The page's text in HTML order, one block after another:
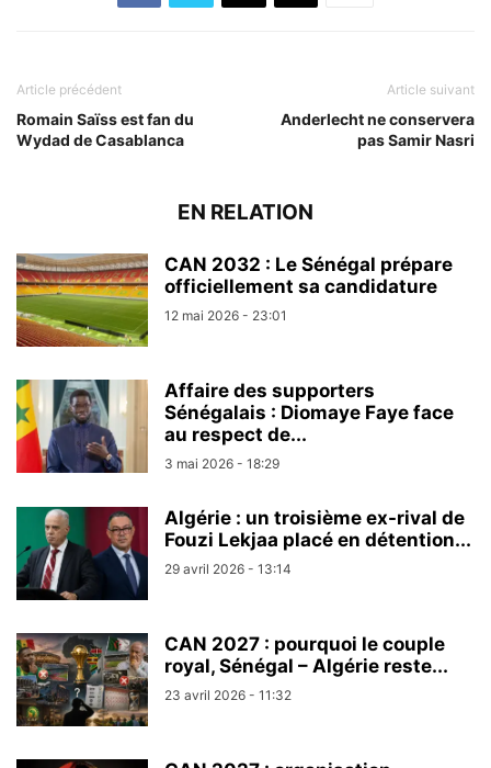
Article précédent
Romain Saïss est fan du
Wydad de Casablanca
Article suivant
Anderlecht ne conservera
pas Samir Nasri
EN RELATION
CAN 2032 : Le Sénégal prépare
officiellement sa candidature
12 mai 2026 - 23:01
Affaire des supporters
Sénégalais : Diomaye Faye face
au respect de...
3 mai 2026 - 18:29
Algérie : un troisième ex-rival de
Fouzi Lekjaa placé en détention...
29 avril 2026 - 13:14
CAN 2027 : pourquoi le couple
royal, Sénégal – Algérie reste...
23 avril 2026 - 11:32